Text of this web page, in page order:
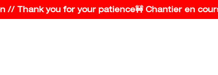
Thank you for your patience🚧 Chantier en